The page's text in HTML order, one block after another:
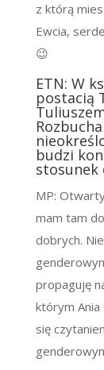
z którą
Ewcia,
😉
ETN: W
postacią
budzi
stosunek
MP:
mam tam
dobrych.
propaguję
którym
się